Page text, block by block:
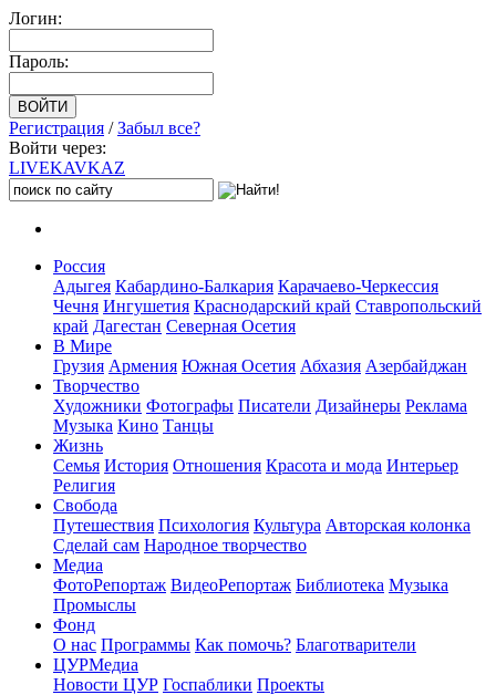
Логин:
Пароль:
Регистрация /Забыл все?
Войти через:
LIVEKAVKAZ
Россия
Адыгея Кабардино-Балкария Карачаево-Черкессия
Чечня Ингушетия Краснодарский край Ставропольский
край Дагестан Северная Осетия
В Мире
Грузия Армения Южная Осетия Абхазия Азербайджан
Творчество
Художники Фотографы Писатели Дизайнеры Реклама
Музыка Кино Танцы
Жизнь
Семья История Отношения Красота и мода Интерьер
Религия
Свобода
Путешествия Психология Культура Авторская колонка
Сделай сам Народное творчество
Медиа
ФотоРепортаж ВидеоРепортаж Библиотека Музыка
Промыслы
Фонд
О нас Программы Как помочь? Благотварители
ЦУРМедиа
Новости ЦУР Госпаблики Проекты